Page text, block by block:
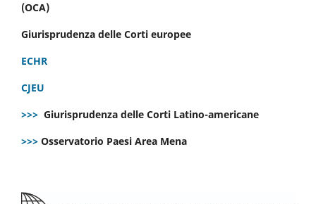
(OCA)
Giurisprudenza delle Corti europee
ECHR
CJEU
>>> Giurisprudenza delle Corti Latino-americane
>>> Osservatorio Paesi Area Mena